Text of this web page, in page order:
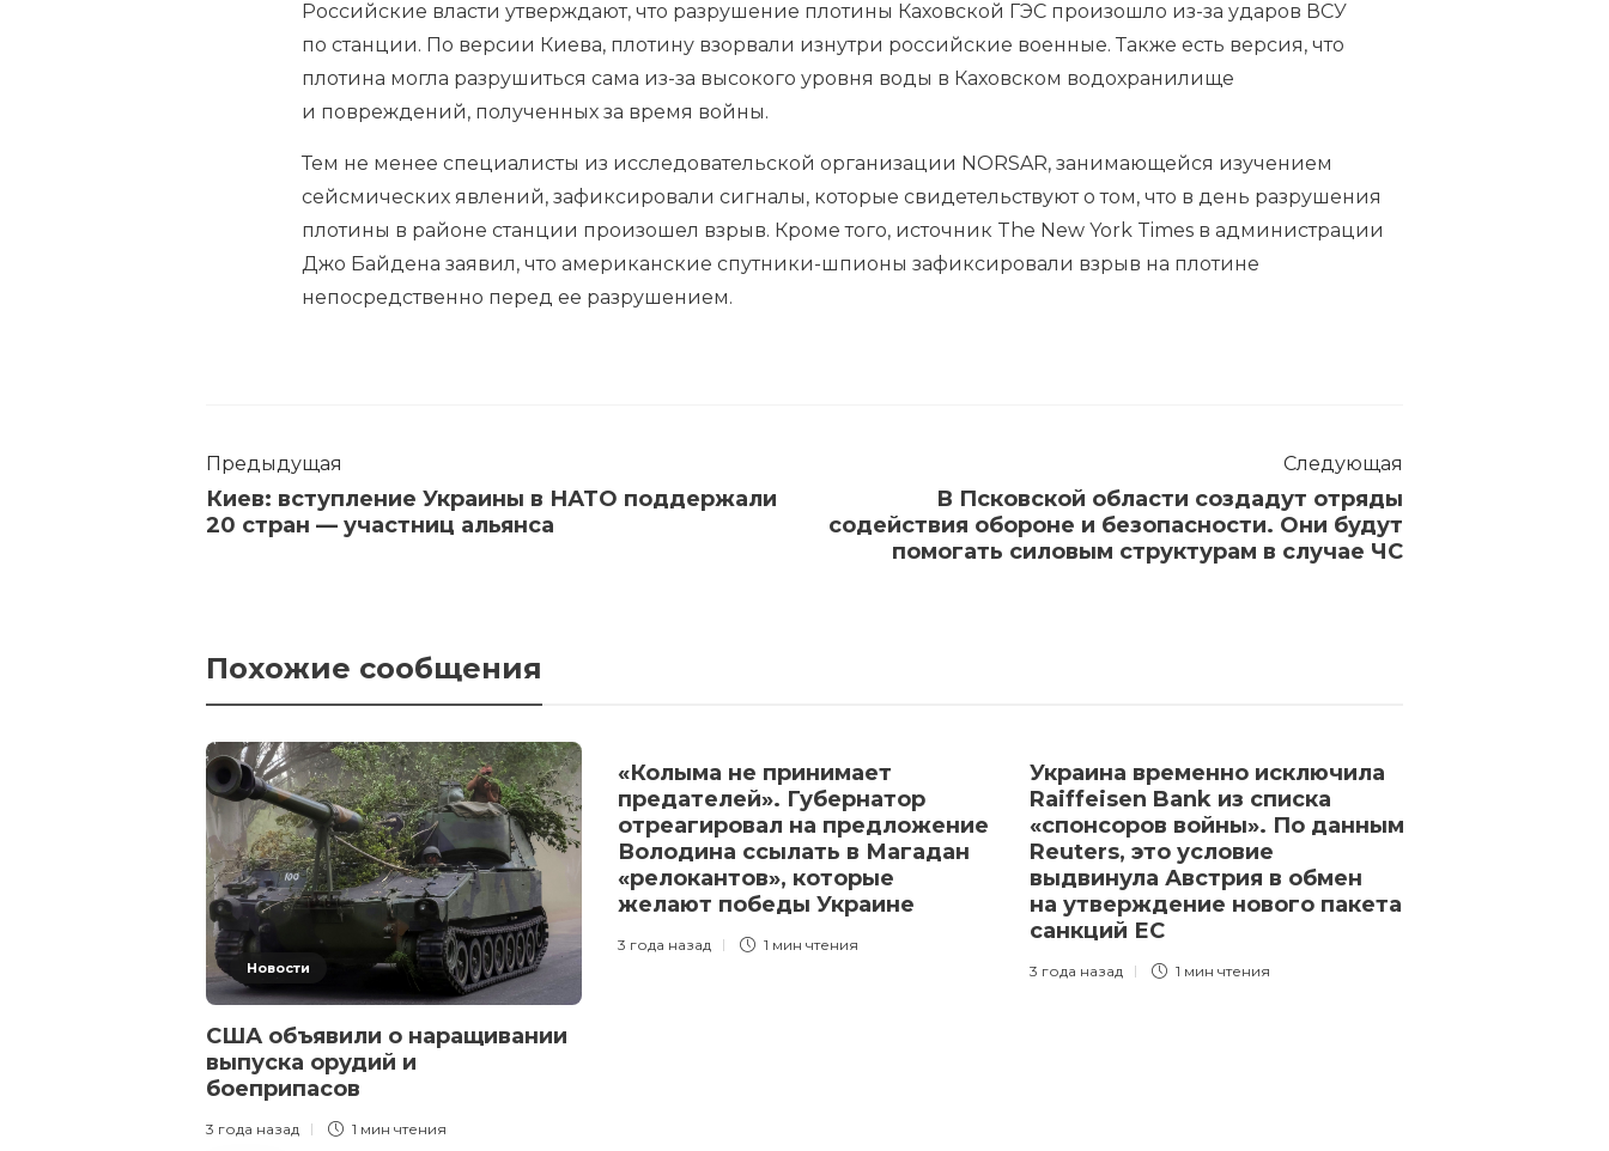
Российские власти утверждают, что разрушение плотины Каховской ГЭС произошло из-за ударов ВСУ
по станции. По версии Киева, плотину взорвали изнутри российские военные. Также есть версия, что
плотина могла разрушиться сама из-за высокого уровня воды в Каховском водохранилище
и повреждений, полученных за время войны.
Тем не менее специалисты из исследовательской организации NORSAR, занимающейся изучением
сейсмических явлений, зафиксировали сигналы, которые свидетельствуют о том, что в день разрушения
плотины в районе станции произошел взрыв. Кроме того, источник The New York Times в администрации
Джо Байдена заявил, что американские спутники-шпионы зафиксировали взрыв на плотине
непосредственно перед ее разрушением.
Предыдущая
Киев: вступление Украины в НАТО поддержали
20 стран — участниц альянса
Следующая
В Псковской области создадут отряды
содействия обороне и безопасности. Они будут
помогать силовым структурам в случае ЧС
Похожие сообщения
Новости
США объявили о наращивании
выпуска орудий и
боеприпасов
3 года назад 1 мин чтения
«Колыма не принимает
предателей». Губернатор
отреагировал на предложение
Володина ссылать в Магадан
«релокантов», которые
желают победы Украине
3 года назад 1 мин чтения
Украина временно исключила
Raiffeisen Bank из списка
«спонсоров войны». По данным
Reuters, это условие
выдвинула Австрия в обмен
на утверждение нового пакета
санкций ЕС
3 года назад 1 мин чтения